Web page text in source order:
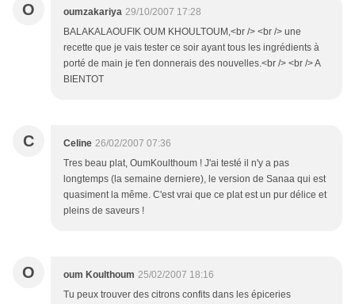
O oumzakariya 29/10/2007 17:28
BALAKALAOUFIK OUM KHOULTOUM,<br /> <br /> une
recette que je vais tester ce soir ayant tous les ingrédients à
porté de main je t'en donnerais des nouvelles.<br /> <br /> A
BIENTOT
C Celine 26/02/2007 07:36
Tres beau plat, OumKoulthoum ! J'ai testé il n'y a pas
longtemps (la semaine derniere), le version de Sanaa qui est
quasiment la même. C'est vrai que ce plat est un pur délice et
pleins de saveurs !
O oum Koulthoum 25/02/2007 18:16
Tu peux trouver des citrons confits dans les épiceries